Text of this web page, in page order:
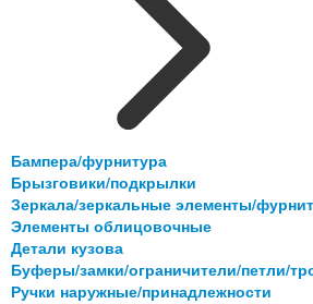
Бампера/фурнитура
Брызговики/подкрылки
Зеркала/зеркальные элементы/
Элементы облицовочные
Детали кузова
Буферы/замки/ограничители/петли/
Ручки наружные/принадлежности